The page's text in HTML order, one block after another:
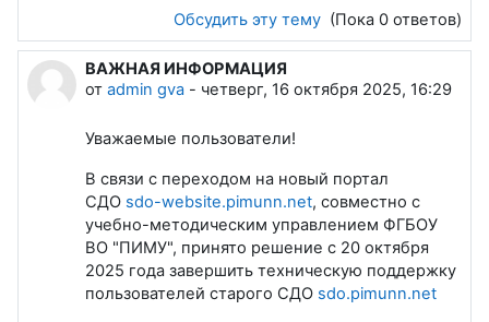
Обсудить эту тему (Пока 0 ответов)
ВАЖНАЯ ИНФОРМАЦИЯ
от admin gva - четверг, 16 октября 2025, 16:29
Уважаемые пользователи!
В связи с переходом на новый портал
СДО sdo-website.pimunn.net, совместно с
учебно-методическим управлением ФГБОУ
ВО "ПИМУ", принято решение с 20 октября
2025 года завершить техническую поддержку
пользователей старого СДО sdo.pimunn.net